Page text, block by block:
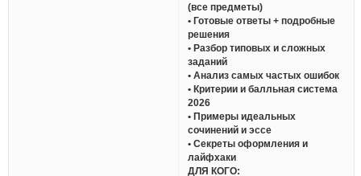
(все предметы)
• Готовые ответы + подробные
решения
• Разбор типовых и сложных
заданий
• Анализ самых частых ошибок
• Критерии и балльная система
2026
• Примеры идеальных
сочинений и эссе
• Секреты оформления и
лайфхаки
ДЛЯ КОГО: